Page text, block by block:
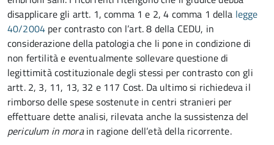
disapplicare gli artt. 1, comma 1 e 2, 4 comma 1 della legge
40/2004 per contrasto con l’art. 8 della CEDU, in
considerazione della patologia che li pone in condizione di
non fertilità e eventualmente sollevare questione di
legittimità costituzionale degli stessi per contrasto con gli
artt. 2, 3, 11, 13, 32 e 117 Cost. Da ultimo si richiedeva il
rimborso delle spese sostenute in centri stranieri per
effettuare dette analisi, rilevata anche la sussistenza del
periculum in morain ragione dell’età della ricorrente.